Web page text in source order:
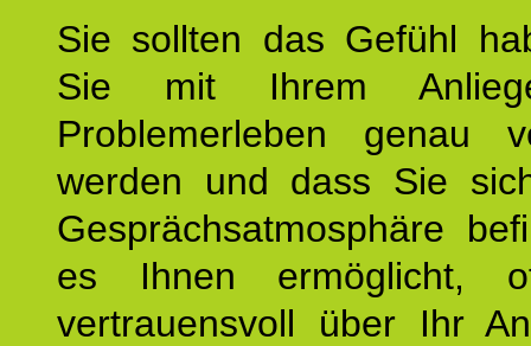
Sie sollten das Gefühl
Sie mit Ihrem
Problemerleben genau
werden und dass Sie
Gesprächsatmosphäre
es Ihnen ermöglicht,
vertrauensvoll über Ihr